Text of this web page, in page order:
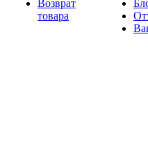
Возврат
товара